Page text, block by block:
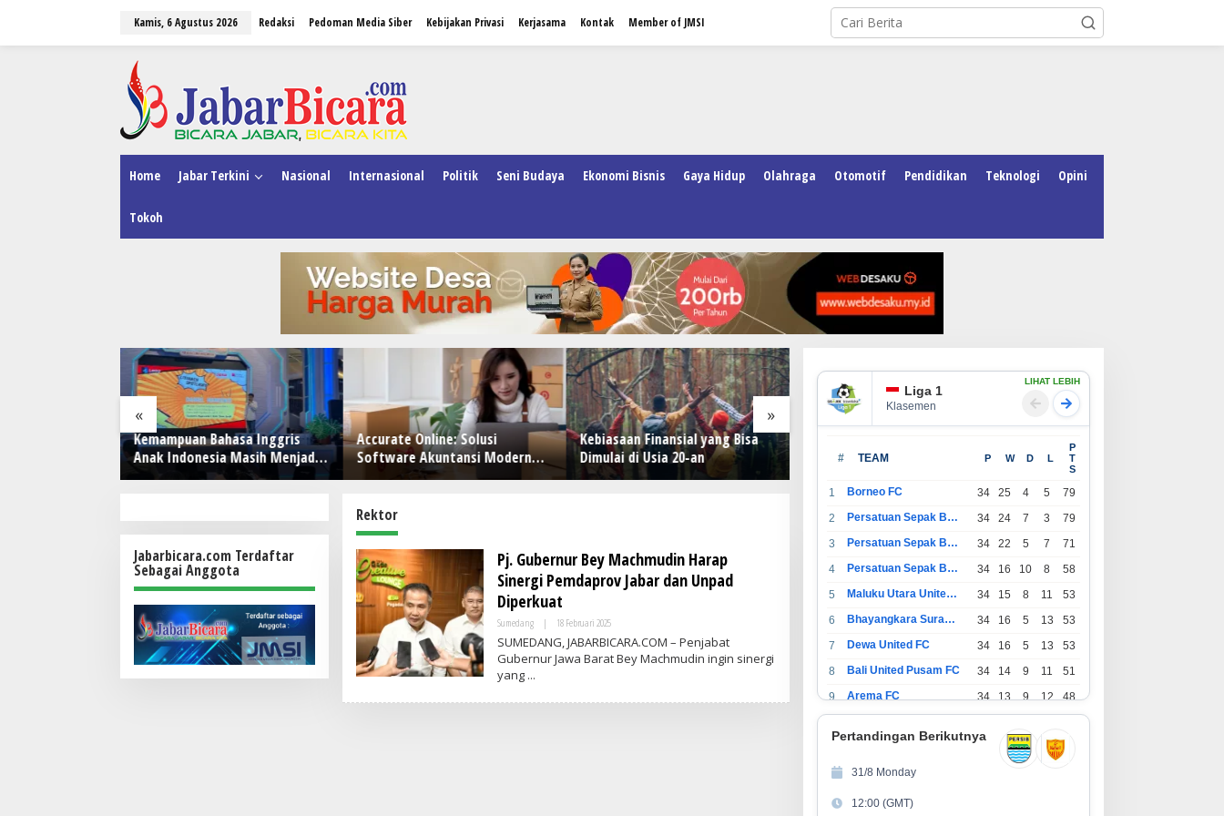
Kamis, 6 Agustus 2026 Redaksi Pedoman Media Siber Kebijakan Privasi Kerjasama Kontak Member of JMSI
Home Jabar Terkini Nasional Internasional Politik Seni Budaya Ekonomi Bisnis Gaya Hidup Olahraga Otomotif Pendidikan Teknologi Opini
Tokoh
« »
Kemampuan Bahasa Inggris
Anak Indonesia Masih Menjadi
Tantangan, Pendekatan
Accurate Online: Solusi
Software Akuntansi Modern
untuk Bisnis
Kebiasaan Finansial yang Bisa
Dimulai di Usia 20-an
Smart Living, NARALOKA 2026
Mahasiswa BINUS @Malang
Predictive Call Barantum untuk
Tingkatkan Efisiensi
Operasional
Jabarbicara.com Terdaftar
Sebagai Anggota
Rektor
Pj. Gubernur Bey Machmudin Harap
Sinergi Pemdaprov Jabar dan Unpad
Diperkuat
Sumedang | 18 Februari 2025O
L
E
H
M
SUMEDANG, JABARBICARA.COM – Penjabat
Gubernur Jawa Barat Bey Machmudin ingin sinergi
yang
Liga 1
Klasemen
LIHAT LEBIH
# TEAM P W D L
P
T
S
1 Borneo FC 34 25 4 5
79
2
Persatuan Sepak Bola Indonesia Bandung 34 24 7 3
79
3
Persatuan Sepak Bola Indonesia Jakarta 34 22 5 7
71
4
Persatuan Sepak Bola Surabaya 34 16 10 8
58
5
Maluku Utara United FC 34 15 8 11
53
6
Bhayangkara Surabaya United 34 16 5 13
53
7
Dewa United FC 34 16 5 13
53
8
Bali United Pusam FC 34 14 9 11
51
9
Arema FC 34 13 9 12
48
0
1
11 12 11
2
Pertandingan Berikutnya
31/8 Monday
12:00 (GMT)